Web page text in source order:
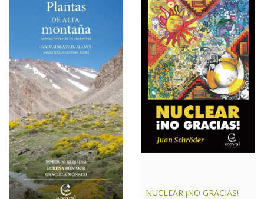
NUCLEAR ¡NO GRACIAS!